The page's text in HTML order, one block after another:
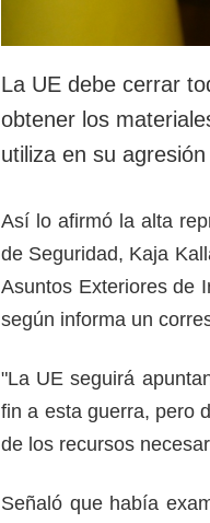
La UE debe cerrar
obtener los
utiliza en su
Así lo afirmó la alta
de Seguridad, Kaja
Asuntos Exteriores de
según informa un
"La UE seguirá
fin a esta guerra, pero
de los recursos
Señaló que había